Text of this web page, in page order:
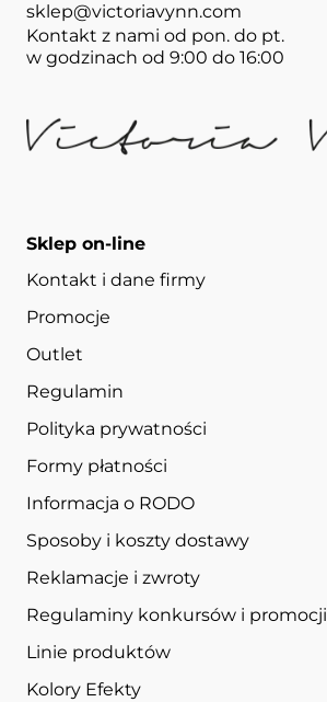
sklep@victoriavynn.com
Kontakt z nami od pon. do pt.
w godzinach od 9:00 do 16:00
Sklep on-line
Kontakt i dane firmy
Promocje
Outlet
Regulamin
Polityka prywatności
Formy płatności
Informacja o RODO
Sposoby i koszty dostawy
Reklamacje i zwroty
Regulaminy konkursów i promocji
Linie produktów
Kolory Efekty